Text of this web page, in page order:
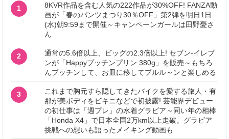
1
8KVR作品を含む人気の222作品が30%OFF! FANZA動
画が「春のパンツまつり30％OFF」第2弾を明日1日
(水)朝9:59まで開催～キャンペーンガールは田野憂さ
ん
2
通常の5.6倍以上、ビッグの2.3倍以上! セブン‐イレブ
ンが「Happyプッチンプリン 380g」を販売～もちろ
んプッチンして、お皿に移してプルル～ンと楽しめる
3
これまで胸元すら隠してきたバイクを愛する旅人・有
那が美ボディをビキニなどで初披露! 芸能界デビュー
の初仕事は「週プレ」の水着グラビア～同い年の相棒
「Honda X4」で日本全国2万km以上走破。グラビア
挑戦への想いも語ったメイキング動画も